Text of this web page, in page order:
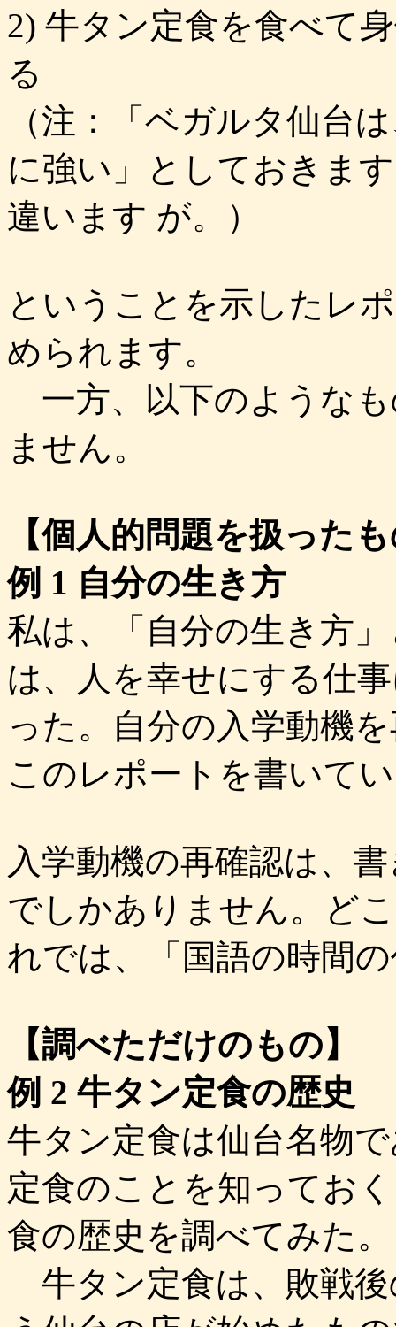
2) 牛タン定食を食べて
る
（注：「ベガルタ仙台
に強い」としておきま
違います が。）
ということを示したレ
められます。
一方、以下のような
ません。
【個人的問題を扱った
例 1 自分の生き方
私は、「自分の生き方
は、人を幸せにする仕
った。自分の入学動機
このレポートを書いて
入学動機の再確認は、
でしかありません。ど
れでは、「国語の時間
【調べただけのもの】
例 2 牛タン定食の歴史
牛タン定食は仙台名物
定食のことを知ってお
食の歴史を調べてみた。
牛タン定食は、敗戦